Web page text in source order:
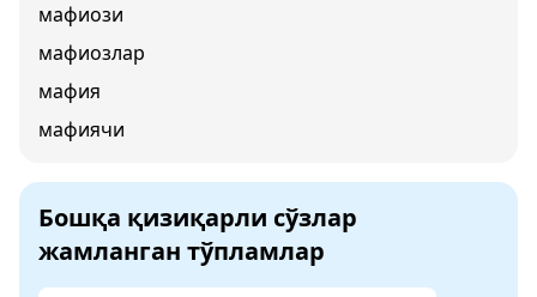
мафиози
мафиозлар
мафия
мафиячи
Бошқа қизиқарли сўзлар
жамланган тўпламлар